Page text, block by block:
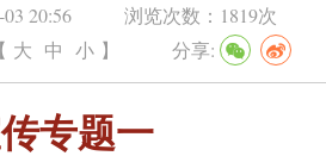
20:56 浏览次数： 1819次
【 大 中 小 】 分享:
专题一